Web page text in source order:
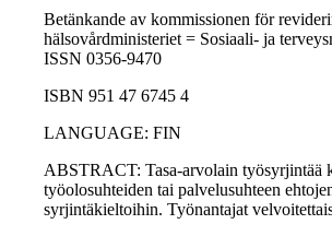
Betänkande av kommissionen för
hälsovårdministeriet = Sosiaali- ja
ISSN 0356-9470
ISBN 951 47 6745 4
LANGUAGE: FIN
ABSTRACT: Tasa-arvolain työsyrjintää
työolosuhteiden tai palvelusuhteen
syrjintäkieltoihin. Työnantajat